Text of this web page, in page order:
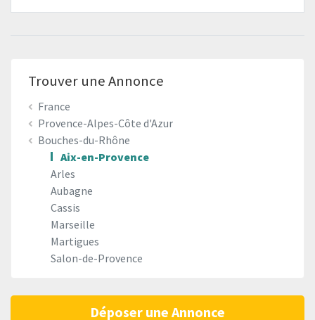
Trouver une Annonce
France
Provence-Alpes-Côte d'Azur
Bouches-du-Rhône
Aix-en-Provence
Arles
Aubagne
Cassis
Marseille
Martigues
Salon-de-Provence
Déposer une Annonce